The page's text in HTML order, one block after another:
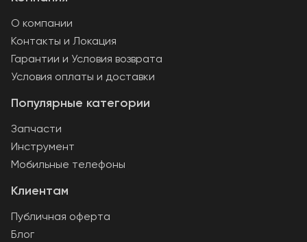
Клиентам
Публичная оферта
Блог
Популярные категории
Запчасти
Инструмент
Мобильные телефоны
О компании
Контакты и Локация
Гарантии и Условия возврата
Условия оплаты и доставки